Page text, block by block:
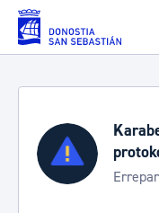
Eduki nagusira joan